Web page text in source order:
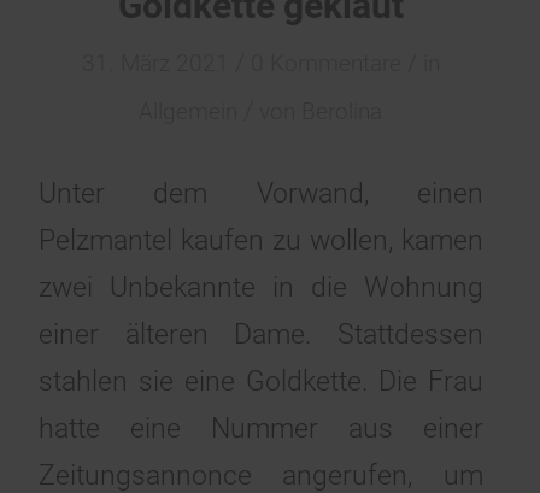
Unter dem Vorwand, einen
Pelzmantel kaufen zu wollen, kamen
zwei Unbekannte in die Wohnung
einer älteren Dame. Stattdessen
stahlen sie eine Goldkette. Die Frau
hatte eine Nummer aus einer
Zeitungsannonce angerufen, um